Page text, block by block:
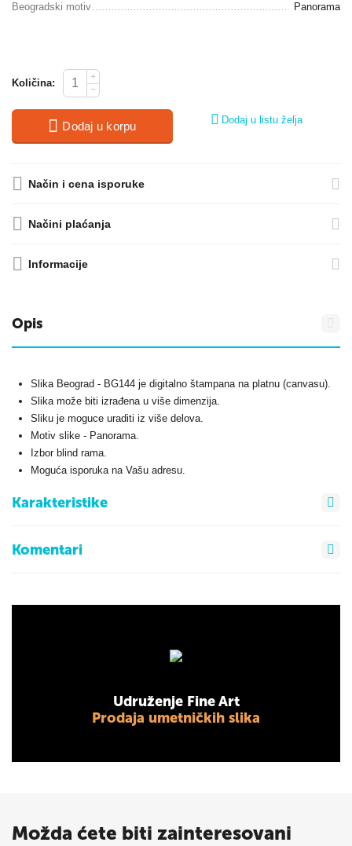
Beogradski motiv
Panorama
Količina:
+
−
Dodaj u korpu Dodaj u listu želja
Način i cena isporuke
Načini plaćanja
Informacije
Opis
Slika Beograd - BG144 je digitalno štampana na platnu (canvasu).
Slika može biti izrađena u više dimenzija.
Sliku je moguce uraditi iz više delova.
Motiv slike - Panorama.
Izbor blind rama.
Moguća isporuka na Vašu adresu.
Karakteristike
Komentari
Udruženje Fine Art
Prodaja umetničkih slika
Možda ćete biti zainteresovani